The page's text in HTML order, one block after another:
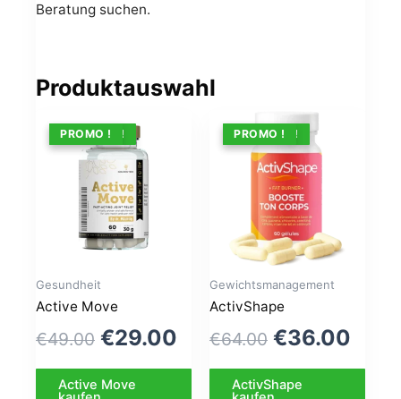
Beratung suchen.
Produktauswahl
ANGEBOT !
PROMO !
Gesundheit
Active Move
€49.00 Le
prix
initial
€29.00
prix
actuel
Active Move
ANGEBOT !
PROMO !
Gewichtsmanagement
ActivShape
€64.00 Le
prix
initial
€36.00
prix
ActivShape